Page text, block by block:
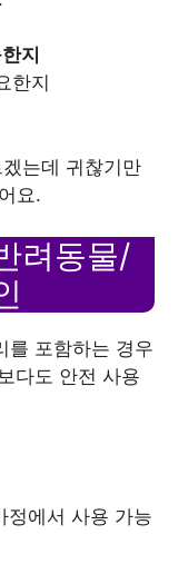
지
한지
는데 귀찮기만
요.
려동물/
를 포함하는 경우
다도 안전 사용
정에서 사용 가능